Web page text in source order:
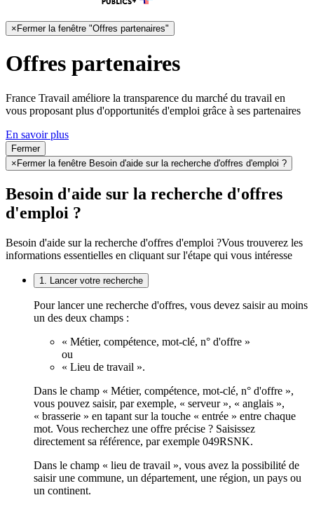
× Fermer la fenêtre "Offres partenaires"
Offres partenaires
France Travail améliore la transparence du marché du travail en
vous proposant plus d'opportunités d'emploi grâce à ses partenaires
En savoir plus
Fermer
× Fermer la fenêtre Besoin d'aide sur la recherche d'offres d'emploi ?
Besoin d'aide sur la recherche d'offres
d'emploi ?
Besoin d'aide sur la recherche d'offres d'emploi ?Vous trouverez les
informations essentielles en cliquant sur l'étape qui vous intéresse
1. Lancer votre recherche
Pour lancer une recherche d'offres, vous devez saisir au moins
un des deux champs :
« Métier, compétence, mot-clé, n° d'offre »
ou
« Lieu de travail ».
Dans le champ « Métier, compétence, mot-clé, n° d'offre »,
vous pouvez saisir, par exemple, « serveur », « anglais »,
« brasserie » en tapant sur la touche « entrée » entre chaque
mot. Vous recherchez une offre précise ? Saisissez
directement sa référence, par exemple 049RSNK.
Dans le champ « lieu de travail », vous avez la possibilité de
saisir une commune, un département, une région, un pays ou
un continent.